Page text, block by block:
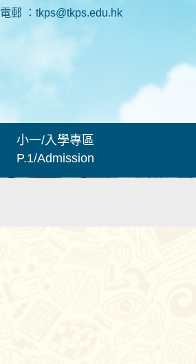
電郵 ：tkps@tkps.edu.hk
小一/入學專區
P.1/Admission